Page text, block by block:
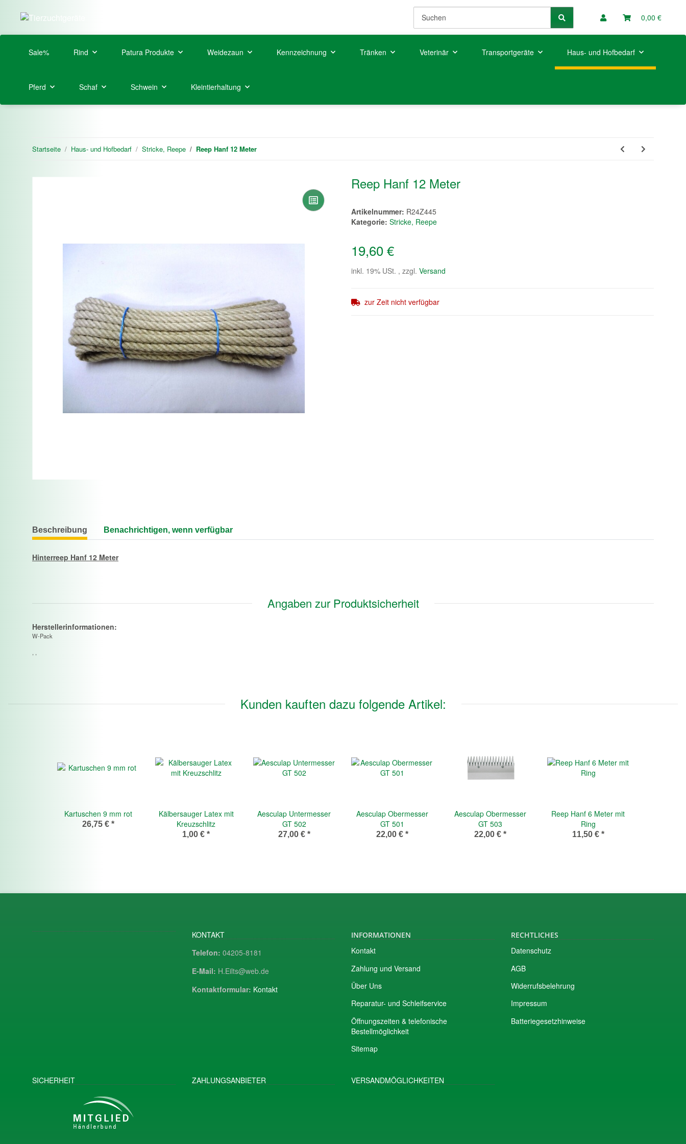
0,00 €
Sale% Rind Patura Produkte Weidezaun Kennzeichnung Tränken Veterinär Transportgeräte Haus- und Hofbedarf
Pferd Schaf Schwein Kleintierhaltung
Startseite Haus- und Hofbedarf Stricke, Reepe Reep Hanf 12 Meter
Reep Hanf 12 Meter
Artikelnummer: R24Z445
Kategorie: Stricke, Reepe
19,60 €
inkl. 19% USt. , zzgl. Versand
zur Zeit nicht verfügbar
Beschreibung Benachrichtigen, wenn verfügbar
Hinterreep Hanf 12 Meter
Angaben zur Produktsicherheit
Herstellerinformationen:
W-Pack
, ,
Kunden kauften dazu folgende Artikel:
Kartuschen 9 mm rot
26,75 € *
Kälbersauger Latex mit
Kreuzschlitz
1,00 € *
Aesculap Untermesser
GT 502
27,00 € *
Aesculap Obermesser
GT 501
22,00 € *
Aesculap Obermesser
GT 503
22,00 € *
Reep Hanf 6 Meter mit
Ring
11,50 € *
KONTAKT
Telefon: 04205-8181
E-Mail: H.Eilts@web.de
Kontaktformular: Kontakt
INFORMATIONEN
Kontakt
Zahlung und Versand
Über Uns
Reparatur- und Schleifservice
Öffnungszeiten & telefonische
Bestellmöglichkeit
Sitemap
RECHTLICHES
Datenschutz
AGB
Widerrufsbelehrung
Impressum
Batteriegesetzhinweise
SICHERHEIT ZAHLUNGSANBIETER VERSANDMÖGLICHKEITEN